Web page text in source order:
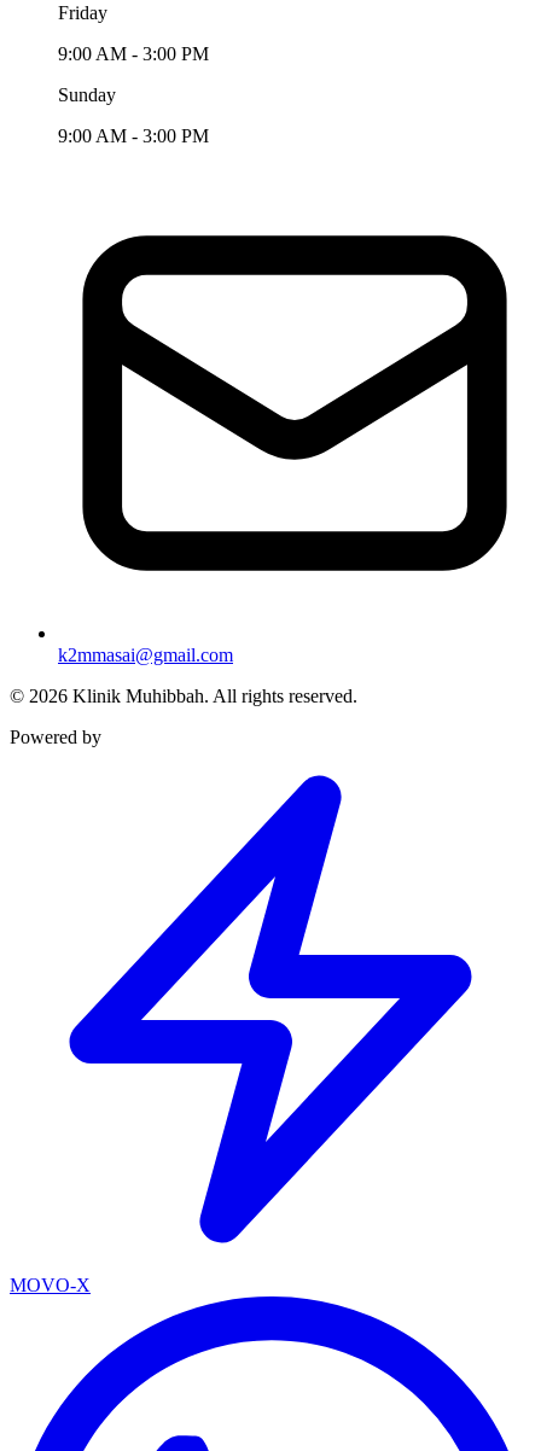
Friday
9:00 AM - 3:00 PM
Sunday
9:00 AM - 3:00 PM
k2mmasai@gmail.com
© 2026 Klinik Muhibbah. All rights reserved.
Powered by
MOVO-X